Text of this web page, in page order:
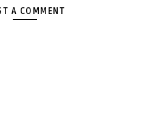
A COMMENT